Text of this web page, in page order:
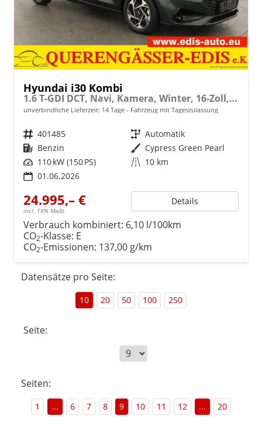
Hyundai i30 Kombi
1.6 T-GDI DCT, Navi, Kamera, Winter, 16-Zoll, 5 J.-Garantie
unverbindliche Lieferzeit: 14 Tage Fahrzeug mit Tageszulassung
Fahrzeugnr. 401485 Getriebe Automatik
Kraftstoff Benzin Außenfarbe Cypress Green Pearl
Leistung 110 kW (150 PS) Kilometerstand 10 km
01.06.2026
24.995,– €
incl. 19% MwSt.
Details
Verbrauch kombiniert: 6,10 l/100km
CO2-Klasse: E
CO2-Emissionen: 137,00 g/km
Datensätze pro Seite:
10 20 50 100 250
Seite:
Seiten:
1 ... 6 7 8 9 10 11 12 ... 20